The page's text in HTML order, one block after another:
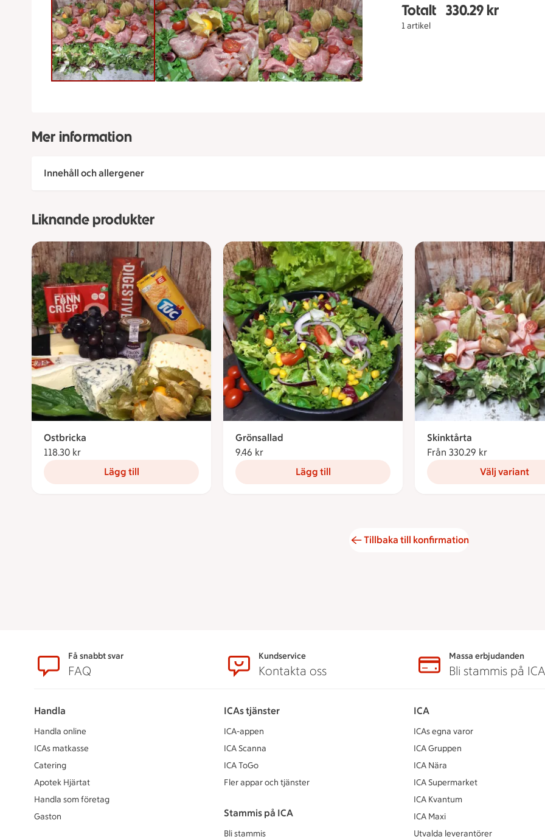
Totalt
1 artikel
Totalt 1 stycken
330.29 kr
Mer information
Innehåll och allergener
Liknande produkter
Ostbricka
118.30 kr
Lägg till
Grönsallad
9.46 kr
Lägg till
Skinktårta
Från 330.29 kr
Välj variant
Tillbaka till konfirmation
SidfotFå snabbt svar
FAQ
Kundservice
Kontakta oss
Massa erbjudanden
Bli stammis på ICA
Handla
Handla online
ICAs matkasse
Catering
Apotek Hjärtat
Handla som företag
Gaston
ICAs tjänster
ICA-appen
ICA Scanna
ICA ToGo
Fler appar och tjänster
Stammis på ICA
Bli stammis
ICA
ICAs egna varor
ICA Gruppen
ICA Nära
ICA Supermarket
ICA Kvantum
ICA Maxi
Utvalda leverantörer